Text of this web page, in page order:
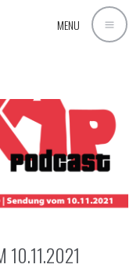
MENU
10.11.2021